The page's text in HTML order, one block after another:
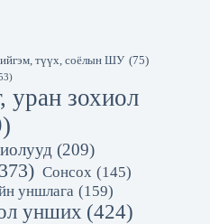
түүх, соёлын ШУ (75)
уран зохиол
(209)
Сонсох (145)
уншлага (159)
унших (424)